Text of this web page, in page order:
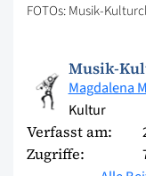
FOTOs: Musik-
Musik-
Magdalena
Kultur
Verfasst am:
Zugriffe: